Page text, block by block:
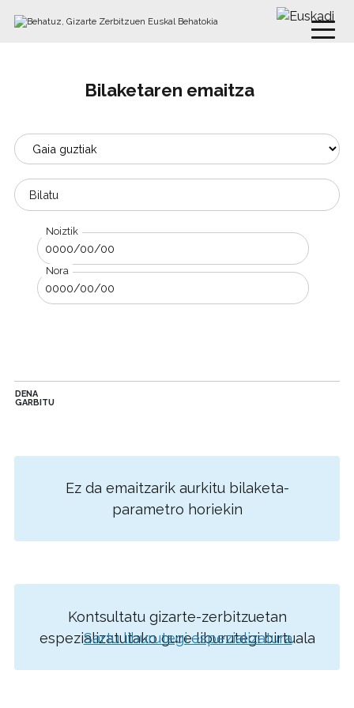
Bilaketaren emaitza
Bilatzailea
Hitza
Dataren arabera bilatu
Noiztik
Nora
DENA
GARBITU
Ez da emaitzarik aurkitu bilaketa-
parametro horiekin
Kontsultatu gizarte-zerbitzuetan
espezializatutako gure liburutegi birtuala
Sartu liburutegi espezializatura